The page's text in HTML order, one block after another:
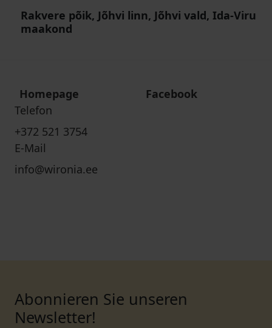
Rakvere põik, Jõhvi linn, Jõhvi vald, Ida-Viru
maakond
Homepage
Facebook
Telefon
+372 521 3754
E-Mail
info@wironia.ee
Abonnieren Sie unseren
Newsletter!